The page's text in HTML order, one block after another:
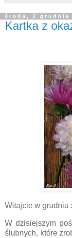
środa, 2 grudnia
Kartka z
Witajcie w grudniu
W dzisiejszym
ślubnych, które